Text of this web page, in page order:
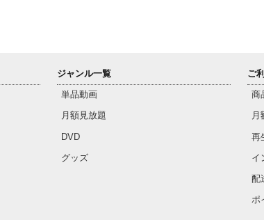
ジャンル一覧
単品動画
月額見放題
DVD
グッズ
ご
商
月
再
イ
配
ポ